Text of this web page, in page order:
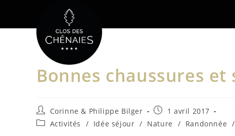
content
Bonnes chaussures et
Auteur/autrice
de
la
Corinne & Philippe Bilger
Publication
publiée :
1 avril 2017
PostActivités / Idée séjour / Nature / Randonnée /